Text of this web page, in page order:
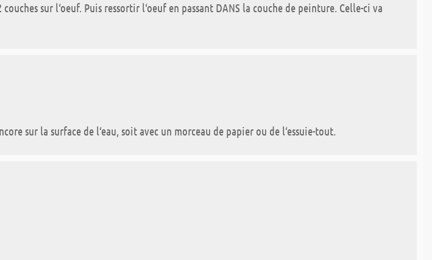
sur l‘oeuf. Puis ressortir l‘oeuf en passant DANS la couche de peinture. Celle-ci va
sur la surface de l‘eau, soit avec un morceau de papier ou de l‘essuie-tout.